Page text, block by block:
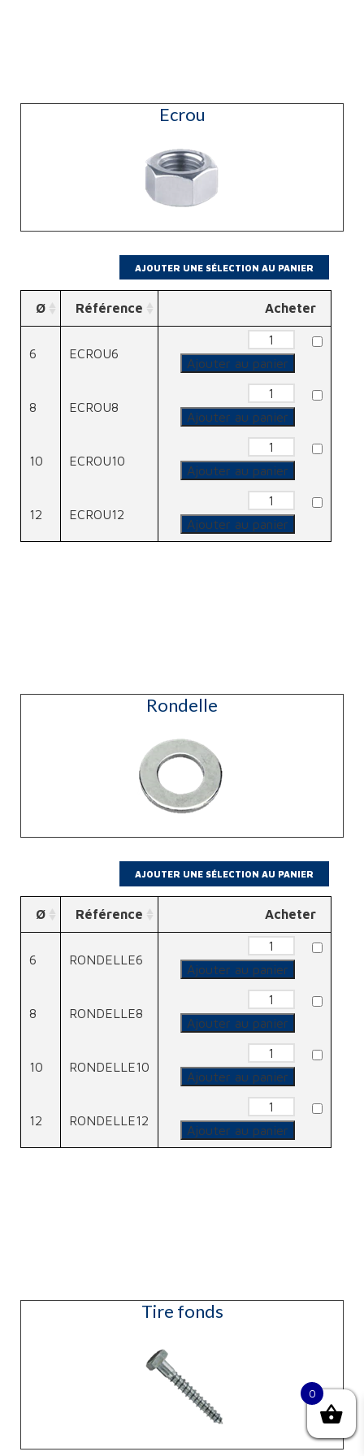
Ecrou
Ø Référence Acheter
6 ECROU6
quantité
Ecrou
Ajouter au panier
8 ECROU8
quantité
Ecrou
Ajouter au panier
10 ECROU10
quantité
Ecrou
Ajouter au panier
12 ECROU12
quantité
Ecrou
Ajouter au panier
Rondelle
Ø Référence Acheter
6 RONDELLE6
quantité
Rondelle
Ajouter au panier
8 RONDELLE8
quantité
Rondelle
Ajouter au panier
10 RONDELLE10
quantité
Rondelle
Ajouter au panier
12 RONDELLE12
quantité
Rondelle
Ajouter au panier
Tire fonds
0